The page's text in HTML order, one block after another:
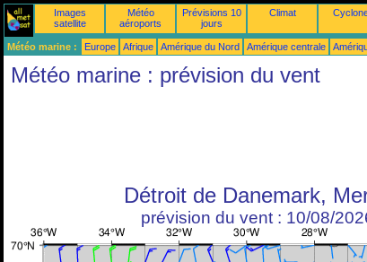
Images
satellite
Météo
aéroports
Prévisions 10
jours
Climat
Météo marine : Europe Afrique Amérique du Nord Amérique centrale
Météo marine : prévision du vent
Détroit de Danemark,
prévision du vent : 10/08/